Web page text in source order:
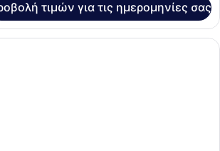
τιμών για τις ημερομηνίες σας